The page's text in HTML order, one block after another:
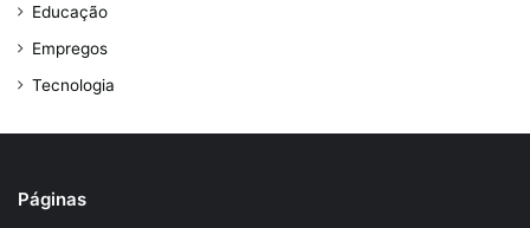
Educação
Empregos
Tecnologia
Páginas